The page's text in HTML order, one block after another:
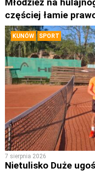
Młodzież na
częściej łamie
KUNÓW SPORT
7 sierpnia 2026
Nietulisko Duże